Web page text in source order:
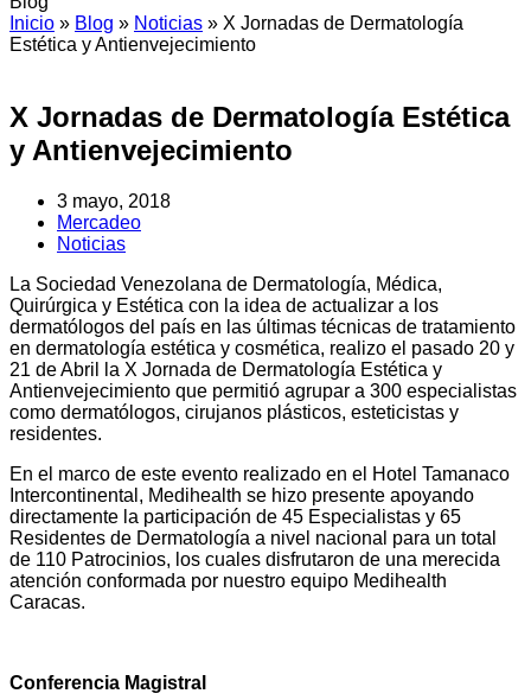
Inicio » Blog » Noticias » X Jornadas de Dermatología
Estética y Antienvejecimiento
X Jornadas de Dermatología Estética
y Antienvejecimiento
3 mayo, 2018
Mercadeo
Noticias
La Sociedad Venezolana de Dermatología, Médica,
Quirúrgica y Estética con la idea de actualizar a los
dermatólogos del país en las últimas técnicas de tratamiento
en dermatología estética y cosmética, realizo el pasado 20 y
21 de Abril la X Jornada de Dermatología Estética y
Antienvejecimiento que permitió agrupar a 300 especialistas
como dermatólogos, cirujanos plásticos, esteticistas y
residentes.
En el marco de este evento realizado en el Hotel Tamanaco
Intercontinental, Medihealth se hizo presente apoyando
directamente la participación de 45 Especialistas y 65
Residentes de Dermatología a nivel nacional para un total
de 110 Patrocinios, los​ cuales disfrutaron de una merecida
atención conformada por nuestro equipo Medihealth
Caracas.
Conferencia Magistral